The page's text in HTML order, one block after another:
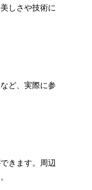
しさや技術に
ど、実際に参
きます。周辺